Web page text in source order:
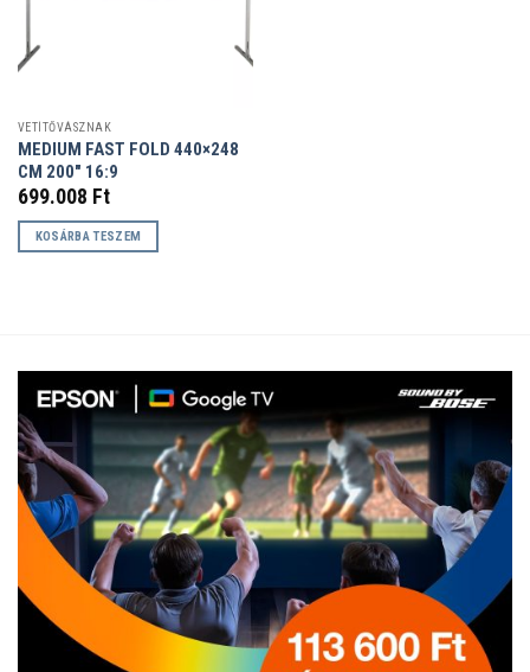
VETÍTŐVÁSZNAK
MEDIUM FAST FOLD 440×248
CM 200″ 16:9
699.008 Ft
KOSÁRBA TESZEM